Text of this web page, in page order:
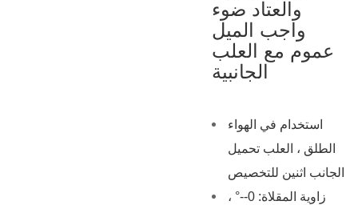
والعتاد ضوء
واجب الميل
عموم مع العلب
الجانبية
استخدام في الهواء
الطلق ، العلب تحميل
الجانب اثنين للتخصيص
زاوية المقلاة: 0--° ،